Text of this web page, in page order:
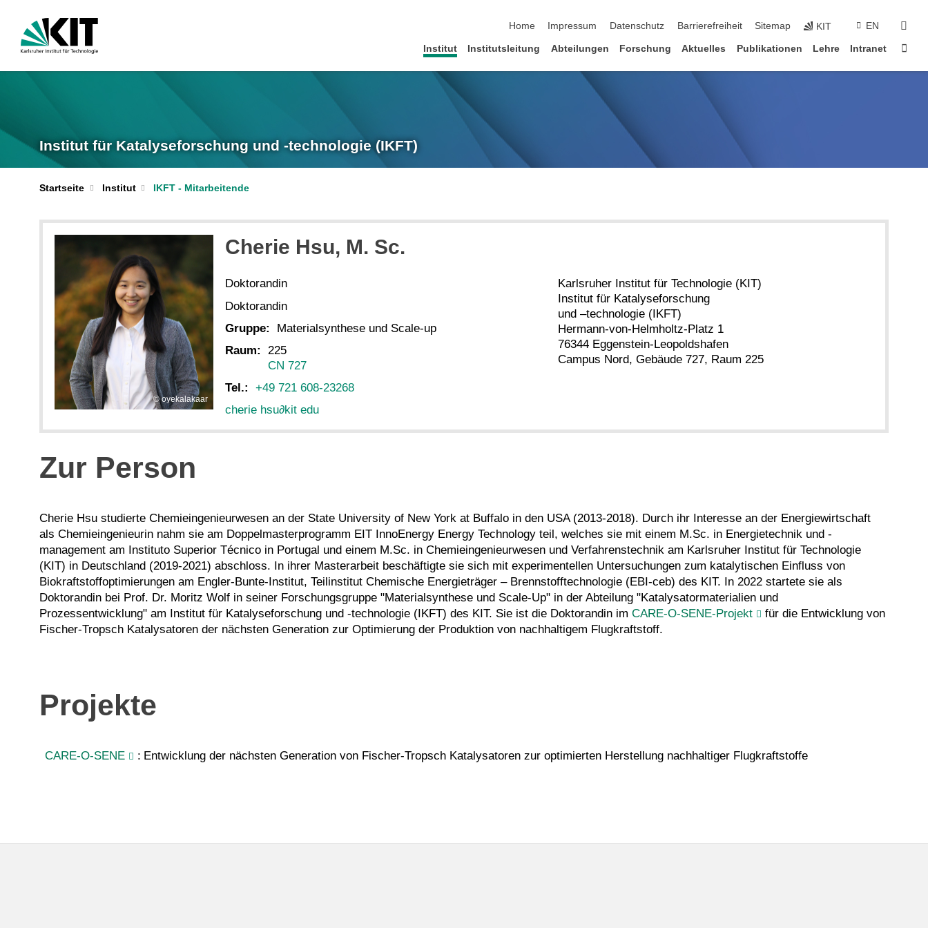
Home
Impressum Datenschutz Barrierefreiheit Sitemap KIT EN
Institut Institutsleitung Abteilungen Forschung Aktuelles Publikationen Lehre Intranet
Institut für Katalyseforschung und -technologie (IKFT)
Startseite Institut IKFT - Mitarbeitende
oyekalakaar
Cherie Hsu, M. Sc.
Doktorandin
Doktorandin
Gruppe:
Materialsynthese und Scale-up
Raum:
225
CN 727
Tel.:
+49 721 608-23268
cherie hsu∂kit edu
Karlsruher Institut für Technologie (KIT)
Institut für Katalyseforschung
und –technologie (IKFT)
Hermann-von-Helmholtz-Platz 1
76344 Eggenstein-Leopoldshafen
Campus Nord, Gebäude 727, Raum 225
Zur Person
Cherie Hsu studierte Chemieingenieurwesen an der State University of New York at Buffalo in den USA (2013-2018). Durch ihr Interesse an der Energiewirtschaft
als Chemieingenieurin nahm sie am Doppelmasterprogramm EIT InnoEnergy Energy Technology teil, welches sie mit einem M.Sc. in Energietechnik und -
management am Instituto Superior Técnico in Portugal und einem M.Sc. in Chemieingenieurwesen und Verfahrenstechnik am Karlsruher Institut für Technologie
(KIT) in Deutschland (2019-2021) abschloss. In ihrer Masterarbeit beschäftigte sie sich mit experimentellen Untersuchungen zum katalytischen Einfluss von
Biokraftstoffoptimierungen am Engler-Bunte-Institut, Teilinstitut Chemische Energieträger – Brennstofftechnologie (EBI-ceb) des KIT. In 2022 startete sie als
Doktorandin bei Prof. Dr. Moritz Wolf in seiner Forschungsgruppe "Materialsynthese und Scale-Up" in der Abteilung "Katalysatormaterialien und
Prozessentwicklung" am Institut für Katalyseforschung und -technologie (IKFT) des KIT. Sie ist die Doktorandin im CARE-O-SENE-Projekt
für die Entwicklung von
Fischer-Tropsch Katalysatoren der nächsten Generation zur Optimierung der Produktion von nachhaltigem Flugkraftstoff.
Projekte
CARE-O-SENE : Entwicklung der nächsten Generation von Fischer-Tropsch Katalysatoren zur optimierten Herstellung nachhaltiger Flugkraftstoffe